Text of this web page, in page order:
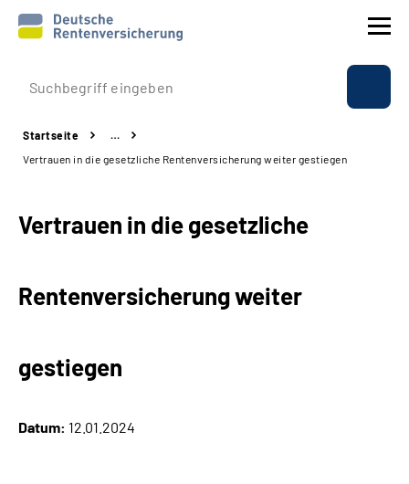
Prävention
Reha
Experten
Startseite
…
Vertrauen in die gesetzliche Rentenversicherung weiter gestiegen
Vertrauen in die gesetzliche
Rentenversicherung weiter
gestiegen
Datum: 12.01.2024